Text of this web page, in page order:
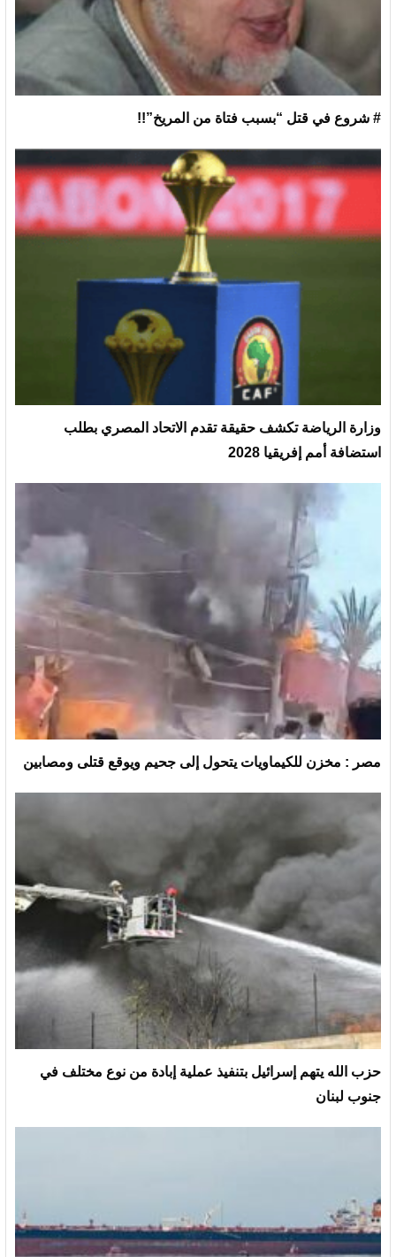
# شروع في قتل “بسبب فتاة من المريخ”!!
وزارة الرياضة تكشف حقيقة تقدم الاتحاد المصري بطلب
استضافة أمم إفريقيا 2028
مصر : مخزن للكيماويات يتحول إلى جحيم ويوقع قتلى ومصابين
حزب الله يتهم إسرائيل بتنفيذ عملية إبادة من نوع مختلف في
جنوب لبنان